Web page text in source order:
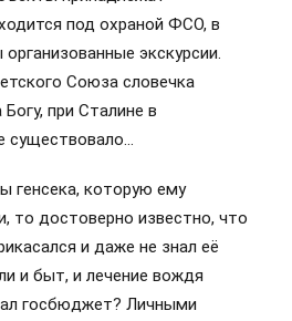
под охраной ФСО, в
экскурсии.
Союза словечка
Богу, при Сталине в
существовало…
генсека, которую ему
то достоверно известно, что
и даже не знал её
и быт, и лечение вождя
госбюджет? Личными